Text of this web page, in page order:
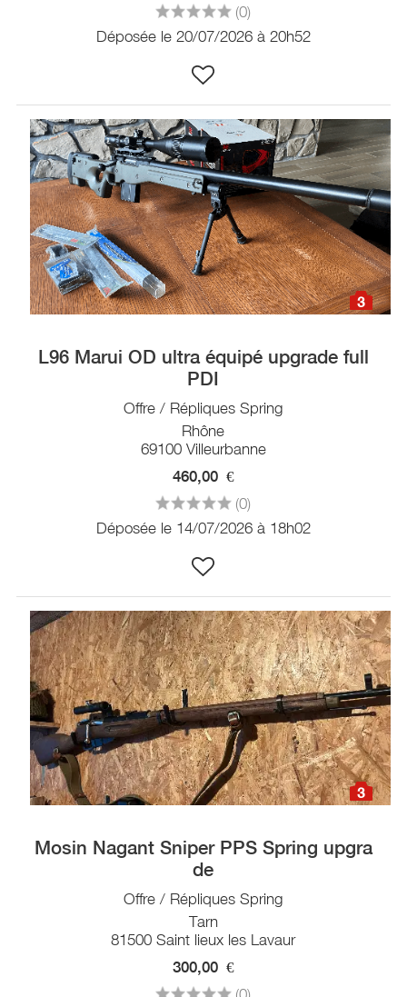
(0)
Déposée le 20/07/2026 à 20h52
3
L96 Marui OD ultra équipé upgrade full
PDI
Offre / Répliques Spring
Rhône
69100 Villeurbanne
460,00 €
(0)
Déposée le 14/07/2026 à 18h02
3
Mosin Nagant Sniper PPS Spring upgra
de
Offre / Répliques Spring
Tarn
81500 Saint lieux les Lavaur
300,00 €